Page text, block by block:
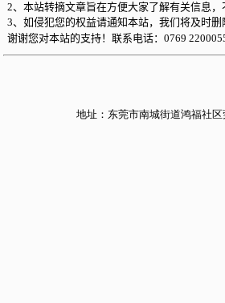
2、本站转摘文章旨在方便大家了解有关信息
3、如侵犯您的权益请通知本站，我们将及时删
谢谢您对本站的支持！联系电话：0769